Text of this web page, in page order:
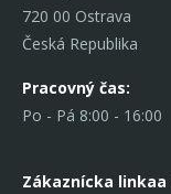
720 00 Ostrava
Česká Republika
Pracovný čas:
Po - Pá 8:00 - 16:00
Zákaznícka linka